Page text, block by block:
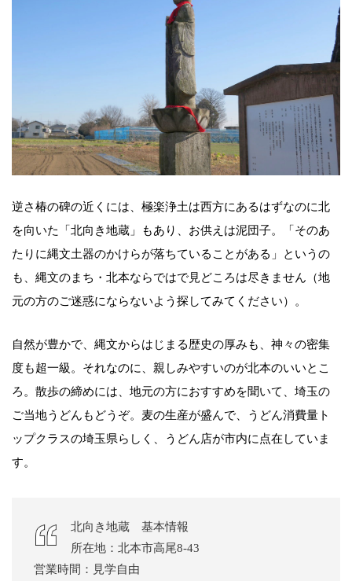
逆さ椿の碑の近くには、極楽浄土は西方にあるはずなのに北
を向いた「北向き地蔵」もあり、お供えは泥団子。「そのあ
たりに縄文土器のかけらが落ちていることがある」というの
も、縄文のまち・北本ならではで見どころは尽きません（地
元の方のご迷惑にならないよう探してみてください）。
自然が豊かで、縄文からはじまる歴史の厚みも、神々の密集
度も超一級。それなのに、親しみやすいのが北本のいいとこ
ろ。散歩の締めには、地元の方におすすめを聞いて、埼玉の
ご当地うどんもどうぞ。麦の生産が盛んで、うどん消費量ト
ップクラスの埼玉県らしく、うどん店が市内に点在していま
す。
北向き地蔵 基本情報
所在地：北本市高尾8-43
営業時間：見学自由